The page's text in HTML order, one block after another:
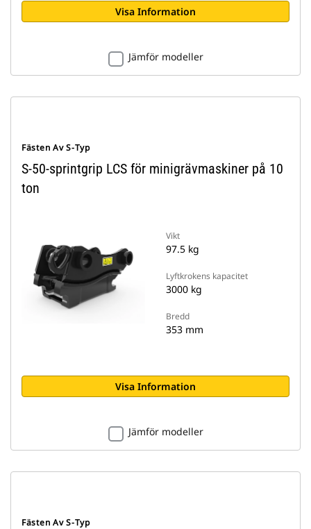
Visa Information
Jämför modeller
Fästen Av S-Typ
S-50-sprintgrip LCS för minigrävmaskiner på 10
ton
Vikt
97.5 kg
Lyftkrokens kapacitet
3000 kg
Bredd
353 mm
Visa Information
Jämför modeller
Fästen Av S-Typ